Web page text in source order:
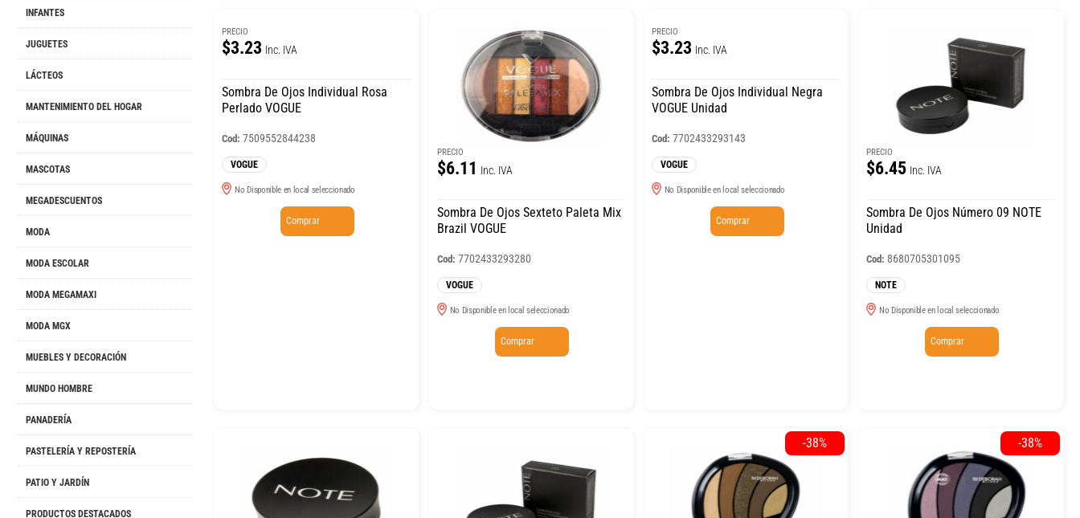
INFANTES
JUGUETES
LÁCTEOS
MANTENIMIENTO DEL HOGAR
MÁQUINAS
MASCOTAS
MEGADESCUENTOS
MODA
MODA ESCOLAR
MODA MEGAMAXI
MODA MGX
MUEBLES Y DECORACIÓN
MUNDO HOMBRE
PANADERÍA
PASTELERÍA Y REPOSTERÍA
PATIO Y JARDÍN
PRODUCTOS DESTACADOS
PRECIO
$3.23 Inc. IVA
Sombra De Ojos Individual Rosa
Perlado VOGUE
Cod: 7509552844238
VOGUE
No Disponible en local seleccionado
Comprar
PRECIO
$6.11 Inc. IVA
Sombra De Ojos Sexteto Paleta Mix
Brazil VOGUE
Cod: 7702433293280
VOGUE
No Disponible en local seleccionado
Comprar
PRECIO
$3.23 Inc. IVA
Sombra De Ojos Individual Negra
VOGUE Unidad
Cod: 7702433293143
VOGUE
No Disponible en local seleccionado
Comprar
PRECIO
$6.45 Inc. IVA
Sombra De Ojos Número 09 NOTE
Unidad
Cod: 8680705301095
NOTE
No Disponible en local seleccionado
Comprar
-38% -38%